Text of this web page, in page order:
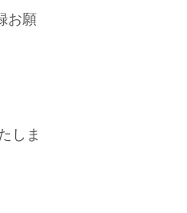
お願
しま